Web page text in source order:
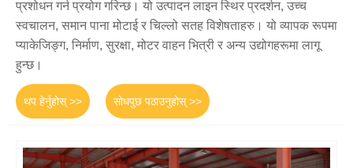
प्रशोधन गर्न प्रयोग गरिन्छ। यो उत्पादन लाइन स्थिर प्रदर्शन, उच्च
स्वचालन, समान पाना मोटाई र चिल्लो सतह विशेषताहरु। यो व्यापक रूपमा
प्याकेजिङ्ग, निर्माण, सुरक्षा, मोटर वाहन भित्री र अन्य उद्योगहरूमा लागू
हुन्छ।
थप हेर्नुहोस् >> सोधपुछ पठाउनुहोस् >>